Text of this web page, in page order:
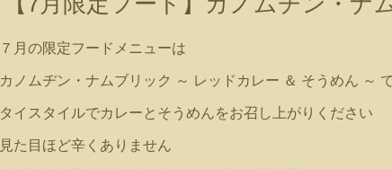
７月の限定フードメニューは
カノムヂン・ナムブリック ～ レッドカレー ＆ そうめん ～
タイスタイルでカレーとそうめんをお召し上がりください
見た目ほど辛くありません